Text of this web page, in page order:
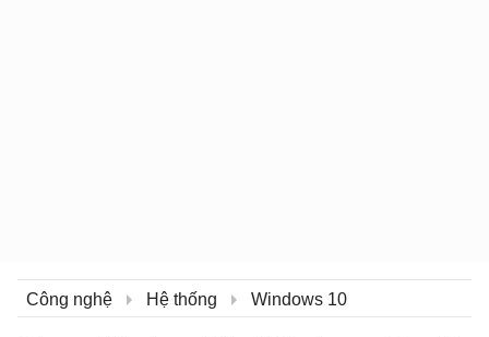
Công nghệ Hệ thống Windows 10